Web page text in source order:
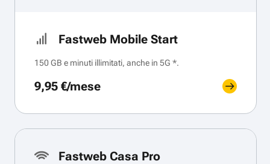
Fastweb Mobile Start
150 GB e minuti illimitati, anche in 5G *.
9,95 €/mese
Fastweb Casa Pro